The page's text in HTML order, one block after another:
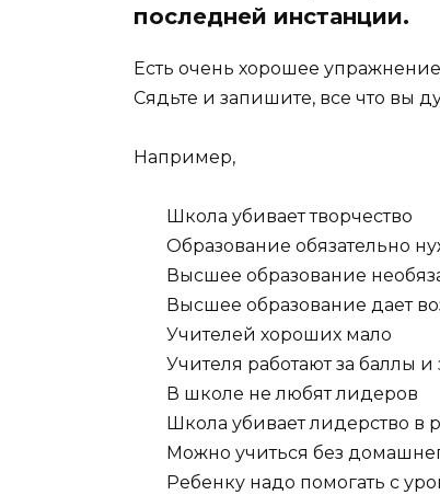
последней инстанции.
Есть очень хорошее
Сядьте и запишите, все что вы
Например,
Школа убивает творчество
Образование обязательно
Высшее образование
Высшее образование дает
Учителей хороших мало
Учителя работают за баллы и
В школе не любят лидеров
Школа убивает лидерство в
Можно учиться без
Ребенку надо помогать с